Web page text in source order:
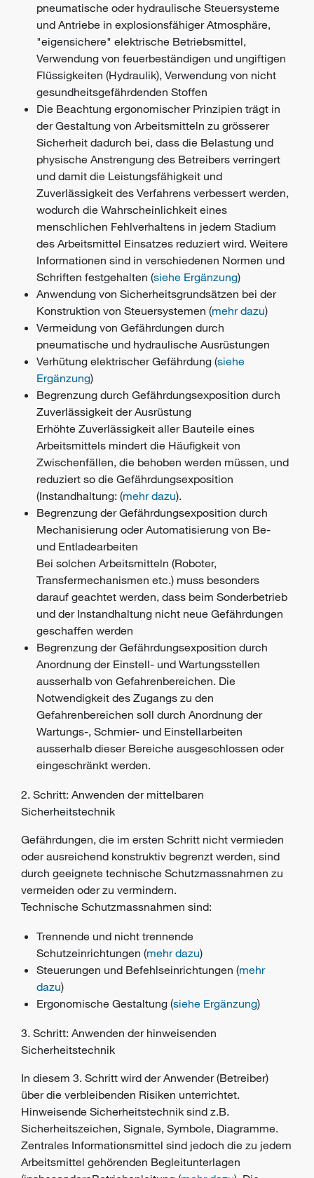
pneumatische oder hydraulische Steuersysteme
und Antriebe in explosionsfähiger Atmosphäre,
"eigensichere" elektrische Betriebsmittel,
Verwendung von feuerbeständigen und ungiftigen
Flüssigkeiten (Hydraulik), Verwendung von nicht
gesundheitsgefährdenden Stoffen
Die Beachtung ergonomischerPrinzipien trägt in
der Gestaltung von Arbeitsmitteln zu grösserer
Sicherheit dadurch bei, dass die Belastung und
physische Anstrengung des Betreibers verringert
und damit die Leistungsfähigkeit und
Zuverlässigkeit des Verfahrens verbessert werden,
wodurch die Wahrscheinlichkeit eines
menschlichen Fehlverhaltens in jedem Stadium
des Arbeitsmittel Einsatzes reduziert wird. Weitere
Informationen sind in verschiedenen Normen und
Schriften festgehalten (siehe Ergänzung)
Anwendung von Sicherheitsgrundsätzen bei der
Konstruktion von Steuersystemen (mehr dazu)
Vermeidung von Gefährdungen durch
pneumatische und hydraulische Ausrüstungen
Verhütung elektrischer Gefährdung (siehe
Ergänzung)
Begrenzung durch Gefährdungsexposition durch
Zuverlässigkeit der Ausrüstung
Erhöhte Zuverlässigkeit aller Bauteile eines
Arbeitsmittels mindert die Häufigkeit von
Zwischenfällen, die behoben werden müssen, und
reduziert so die Gefährdungsexposition
(Instandhaltung: (mehr dazu).
Begrenzung der Gefährdungsexposition durch
Mechanisierung oder Automatisierung von Be-
und Entladearbeiten
Bei solchen Arbeitsmitteln (Roboter,
Transfermechanismen etc.) muss besonders
darauf geachtet werden, dass beim Sonderbetrieb
und der Instandhaltung nicht neue Gefährdungen
geschaffen werden
Begrenzung der Gefährdungsexposition durch
Anordnung der Einstell- und Wartungsstellen
ausserhalb von Gefahrenbereichen. Die
Notwendigkeit des Zugangs zu den
Gefahrenbereichen soll durch Anordnung der
Wartungs-, Schmier- und Einstellarbeiten
ausserhalb dieser Bereiche ausgeschlossen oder
eingeschränkt werden.
2. Schritt: Anwenden der mittelbaren
Sicherheitstechnik
Gefährdungen, die im ersten Schritt nicht vermieden
oder ausreichend konstruktiv begrenzt werden, sind
durch geeignete technische Schutzmassnahmen zu
vermeiden oder zu vermindern.
Technische Schutzmassnahmen sind:
Trennende und nicht trennende
Schutzeinrichtungen (mehr dazu)
Steuerungen und Befehlseinrichtungen (mehr
dazu)
Ergonomische Gestaltung (siehe Ergänzung)
3. Schritt: Anwenden der hinweisenden
Sicherheitstechnik
In diesem 3. Schritt wird der Anwender (Betreiber)
über die verbleibenden Risiken unterrichtet.
Hinweisende Sicherheitstechnik sind z.B.
Sicherheitszeichen, Signale, Symbole, Diagramme.
Zentrales Informationsmittel sind jedoch die zu jedem
Arbeitsmittel gehörenden Begleitunterlagen